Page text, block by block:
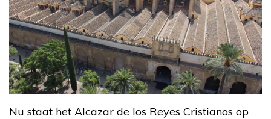
Nu staat het Alcazar de los Reyes Cristianos op